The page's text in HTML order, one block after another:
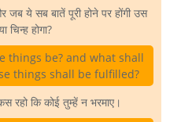
जब ये सब बातें पूरी होने पर होंगी उस
चिन्ह होगा?
things be? and what shall
things shall be fulfilled?
रहो कि कोई तुम्हें न भरमाए।